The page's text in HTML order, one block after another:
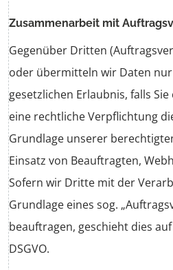
Zusammenarbeit mit
Gegenüber Dritten
oder übermitteln wir Daten
gesetzlichen Erlaubnis, falls
eine rechtliche Verpflichtung
Grundlage unserer
Einsatz von Beauftragten,
Sofern wir Dritte mit der
Grundlage eines sog.
beauftragen, geschieht dies
DSGVO.